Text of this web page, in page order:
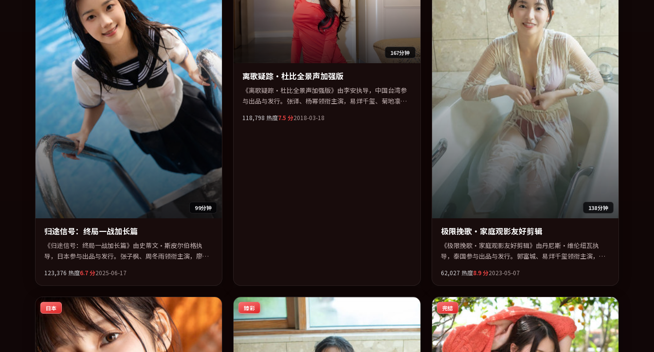
99分钟
归途信号：终局一战加长篇
《归途信号：终局一战加长篇》由史蒂文·斯皮尔伯格执
导，日本参与出品与发行。张子枫、周冬雨领衔主演，廖
共情力。全片以「动作」类型为骨架，在叙事、表演与视听
上力求统一。定于 2025-11-18 在内地院线及主流平台同步亮
相，2025 年度话题片中口碑稳健，适合喜欢强情节与人物弧
光的观众完整观看。
123,376 热度6.7分2025-06-17
167分钟
离歌疑踪·杜比全景声加强版
《离歌疑踪·杜比全景声加强版》由李安执导，中国台湾参
与出品与发行。张译、杨幂领衔主演，易烊千玺、菊地凛
之间精准摆荡。全片以「剧情」类型为骨架，在叙事、表演
118,798 热度7.5 分2018-03-18
138分钟
极限挽歌·家庭观影友好剪辑
《极限挽歌·家庭观影友好剪辑》由丹尼斯·维伦纽瓦执
导，泰国参与出品与发行。郭富城、易烊千玺领衔主演，张
属的柔软书写。全片以「奇幻」类型为骨架，在叙事、表演
与视听上力求统一。定于 2023-08-07 在内地院线及主流平台
同步亮相，2023 年度话题片中口碑稳健，适合喜欢强情节与
人物弧光的观众完整观看。
62,027热度8.9分2023-05-07
日本 臻彩 完结